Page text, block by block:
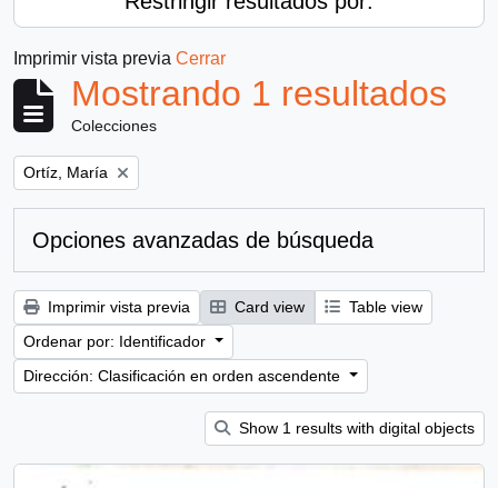
Imprimir vista previa Cerrar
Mostrando 1 resultados
Colecciones
Remove filter:
Ortíz, María
Opciones avanzadas de búsqueda
Imprimir vista previa Card view
Table view
Ordenar por: Identificador
Dirección: Clasificación en orden ascendente
Show 1 results with digital objects